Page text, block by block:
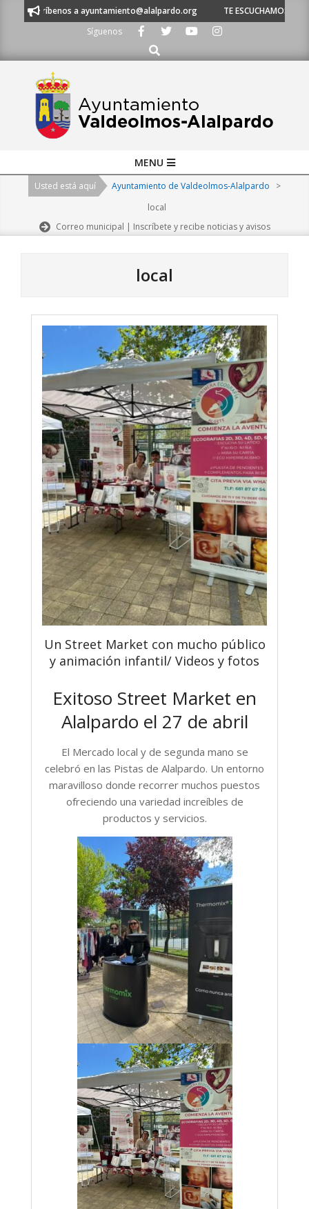
a ayuntamiento@alalpardo.org
TE ESCUCHAMOS -
Síguenos
Buscar
Navigation
MENU
Usted está aquí Ayuntamiento de Valdeolmos-Alalpardo
>
local
Correo municipal | Inscríbete y recibe noticias y avisos
local
Un Street Market con mucho público
y animación infantil/ Videos y fotos
Exitoso Street Market en
Alalpardo el 27 de abril
El Mercado local y de segunda mano se
celebró en las Pistas de Alalpardo. Un entorno
maravilloso donde recorrer muchos puestos
ofreciendo una variedad increíbles de
productos y servicios.